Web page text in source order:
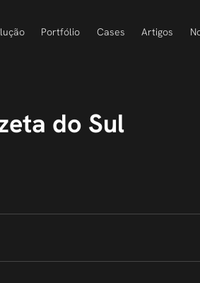
Portfólio Cases Artigos
do Sul